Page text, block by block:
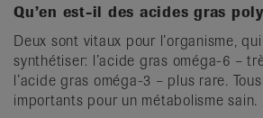
Qu’en est-il des acides gras
Deux sont vitaux pour l’organisme,
synthétiser: l’acide gras oméga-6 –
l’acide gras oméga-3 – plus rare.
importants pour un métabolisme sain.